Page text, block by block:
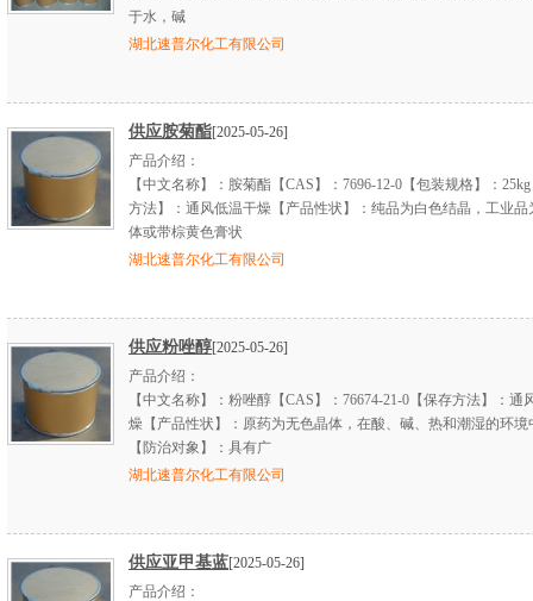
于水，碱
湖北速普尔化工有限公司
供应胺菊酯[2025-05-26]
产品介绍：
【中文名称】：胺菊酯【CAS】：7696-12-0【包装规格】：
方法】：通风低温干燥【产品性状】：纯品为白色结晶，工业品
体或带棕黄色膏状
湖北速普尔化工有限公司
供应粉唑醇[2025-05-26]
产品介绍：
【中文名称】：粉唑醇【CAS】：76674-21-0【保存方法】：通
燥【产品性状】：原药为无色晶体，在酸、碱、热和潮湿的环境
【防治对象】：具有广
湖北速普尔化工有限公司
供应亚甲基蓝[2025-05-26]
产品介绍：